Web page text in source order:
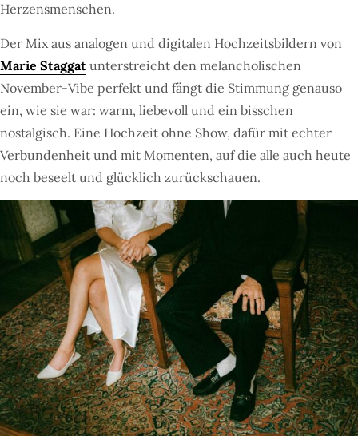
Herzensmenschen.
Der Mix aus analogen und digitalen Hochzeitsbildern von
Marie Staggat unterstreicht den melancholischen
November-Vibe perfekt und fängt die Stimmung genauso
ein, wie sie war: warm, liebevoll und ein bisschen
nostalgisch. Eine Hochzeit ohne Show, dafür mit echter
Verbundenheit und mit Momenten, auf die alle auch heute
noch beseelt und glücklich zurückschauen.